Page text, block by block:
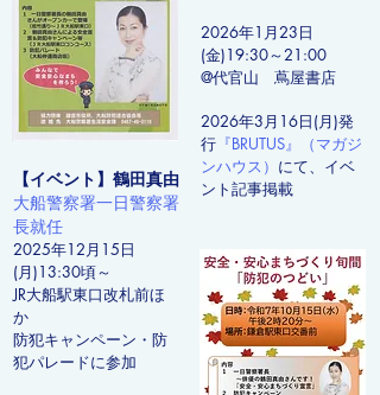
【イベント】鶴田真由
大船警察署一日警察署
長就任
2025年12月15日
(月)13:30頃～
​JR大船駅東口改札前ほ
か
防犯キャンペーン・防
犯パレードに参加
2026年1月23日
(金)19:30～21:00
@代官山 蔦屋書店
2026年3月16日(月)発
行 『BRUTUS』（マガジ
ンハウス） にて、イベ
ント記事掲載